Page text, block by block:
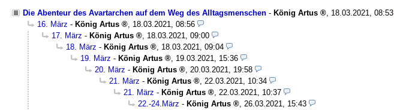
Die Abenteur des Avartarchen auf dem Weg des Alltagsmenschen - König Artus , 18.03.2021, 08:53
16. März - König Artus , 18.03.2021, 08:56
17. März - König Artus , 18.03.2021, 09:00
18. März - König Artus , 18.03.2021, 09:04
19. März - König Artus , 19.03.2021, 15:36
20. März - König Artus , 20.03.2021, 19:58
21. März - König Artus , 22.03.2021, 10:34
21. März - König Artus , 22.03.2021, 10:37
22.-24.März - König Artus , 26.03.2021, 15:43